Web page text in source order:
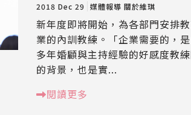
2018 Dec 29 媒體報導 關於維琪
新年度即將開始，為各部門安排
業的內訓教練。「企業需要的，
多年婚顧與主持經驗的好感度教
的背景，也是實...
閱讀更多